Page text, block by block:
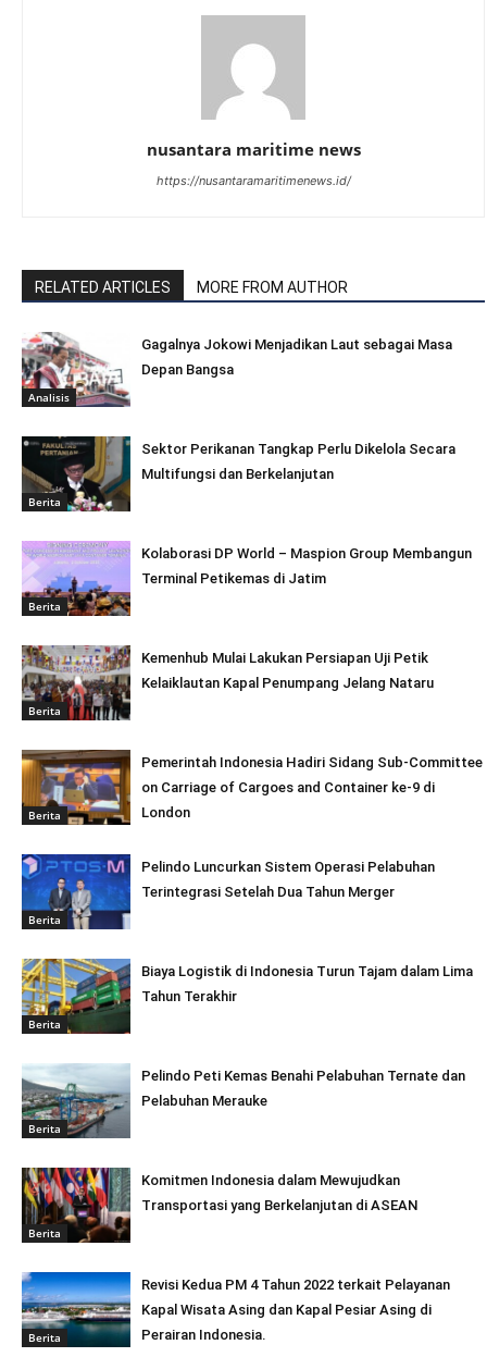
nusantara maritime news
https://nusantaramaritimenews.id/
RELATED ARTICLES MORE FROM AUTHOR
Analisis
Gagalnya Jokowi Menjadikan Laut sebagai Masa
Depan Bangsa
Berita
Sektor Perikanan Tangkap Perlu Dikelola Secara
Multifungsi dan Berkelanjutan
Berita
Kolaborasi DP World – Maspion Group Membangun
Terminal Petikemas di Jatim
Berita
Kemenhub Mulai Lakukan Persiapan Uji Petik
Kelaiklautan Kapal Penumpang Jelang Nataru
Berita
Pemerintah Indonesia Hadiri Sidang Sub-Committee
on Carriage of Cargoes and Container ke-9 di
London
Berita
Pelindo Luncurkan Sistem Operasi Pelabuhan
Terintegrasi Setelah Dua Tahun Merger
Berita
Biaya Logistik di Indonesia Turun Tajam dalam Lima
Tahun Terakhir
Berita
Pelindo Peti Kemas Benahi Pelabuhan Ternate dan
Pelabuhan Merauke
Berita
Komitmen Indonesia dalam Mewujudkan
Transportasi yang Berkelanjutan di ASEAN
Berita
Revisi Kedua PM 4 Tahun 2022 terkait Pelayanan
Kapal Wisata Asing dan Kapal Pesiar Asing di
Perairan Indonesia.